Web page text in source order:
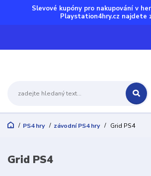
Slevové kupóny pro nakupování v
Playstation4hry.cz najdete
PS4 hry závodní PS4 hry Grid PS4
Grid PS4